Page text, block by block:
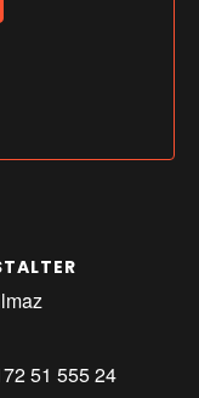
51 555 24